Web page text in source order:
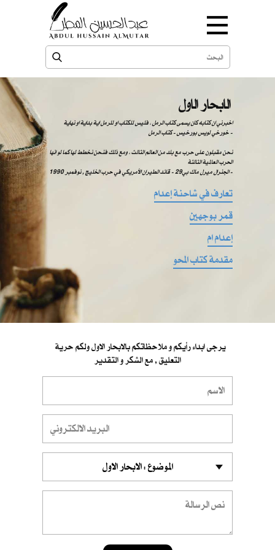
الابحار الاول
اخبرني ان كتابه كان يسمى كتاب الرمل ، فليس للكتاب او للرمل اية بداية او نهاية
خورخي لويس بورخيس - كتاب الرمل -
نحن مقبلون على حرب مع بلد من العالم الثالث ، ومع ذلك فنحن نخطط لها كما لو انها
الحرب العالمية الثالثة
الجنرال ميرل ماك بي29 - قائد الطيران الأمريكي في حرب الخليج , نوفمبر 1990 -
تعارف في شاحنة إعدام
قمر بوجهين
إعدام ام
مقدمة كتاب المحو
التعليق , مع الشكر و التقدير